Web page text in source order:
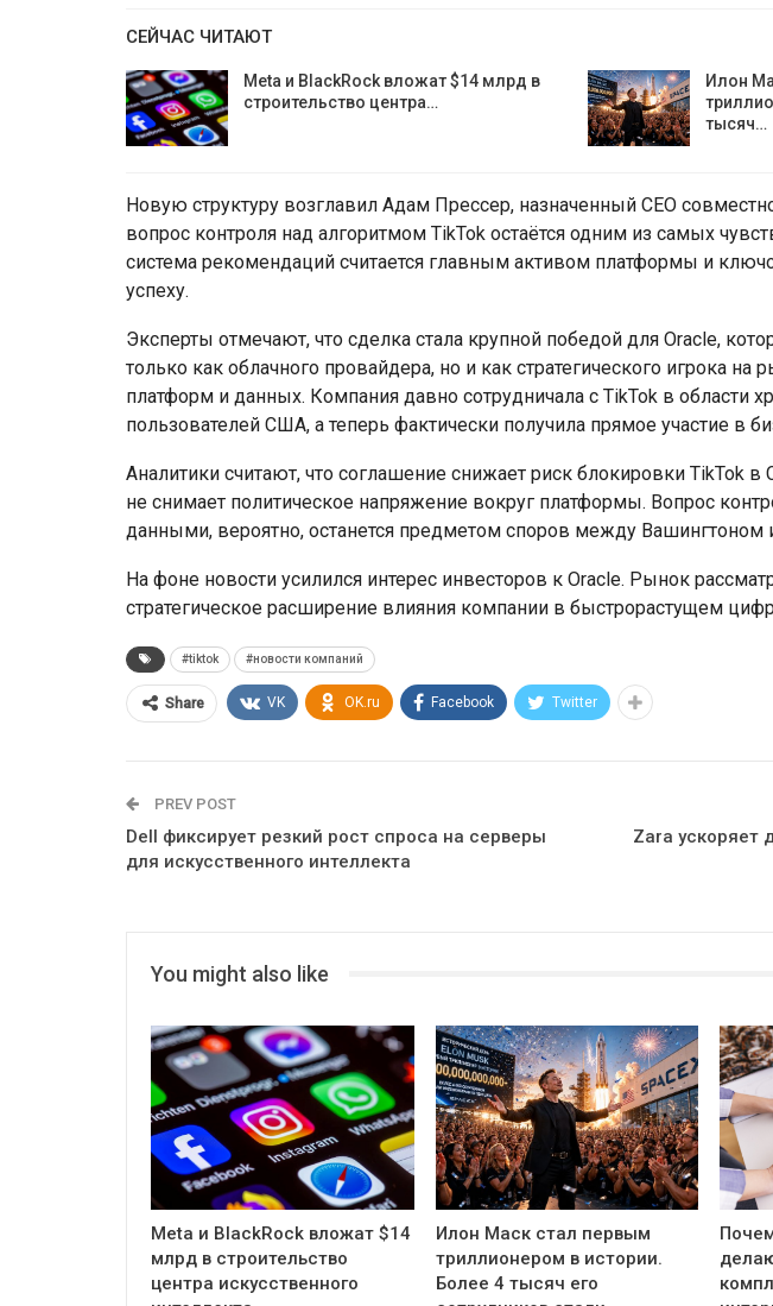
СЕЙЧАС ЧИТАЮТ
Meta и BlackRock вложат $14 млрд в
строительство центра…
Илон
тысяч…
Новую структуру возглавил Адам Прессер, назначенный CEO
вопрос контроля над алгоритмом TikTok остаётся одним из самых
система рекомендаций считается главным активом платформы и
успеху.
Эксперты отмечают, что сделка стала крупной победой для Oracle,
только как облачного провайдера, но и как стратегического игрока на
платформ и данных. Компания давно сотрудничала с TikTok в области
пользователей США, а теперь фактически получила прямое участие в
Аналитики считают, что соглашение снижает риск блокировки TikTok
не снимает политическое напряжение вокруг платформы. Вопрос
данными, вероятно, останется предметом споров между Вашингтоном
На фоне новости усилился интерес инвесторов к Oracle. Рынок
стратегическое расширение влияния компании в быстрорастущем
#tiktok #новости компаний
Share VK OK.ru Facebook Twitter
PREV POST
Dell фиксирует резкий рост спроса на серверы
для искусственного интеллекта
Zara ускоряет
You might also like
Meta и BlackRock вложат $14
млрд в строительство
центра искусственного
Илон Маск стал первым
триллионером в истории.
Более 4 тысяч его